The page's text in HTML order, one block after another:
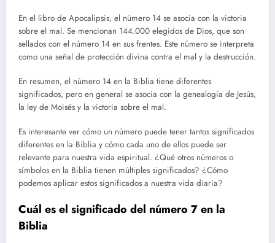
En el libro de Apocalipsis, el número 14 se asocia con la victoria
sobre el mal. Se mencionan 144.000 elegidos de Dios, que son
sellados con el número 14 en sus frentes. Este número se interpreta
como una señal de protección divina contra el mal y la destrucción.
En resumen, el número 14 en la Biblia tiene diferentes
significados, pero en general se asocia con la genealogía de Jesús,
la ley de Moisés y la victoria sobre el mal.
Es interesante ver cómo un número puede tener tantos significados
diferentes en la Biblia y cómo cada uno de ellos puede ser
relevante para nuestra vida espiritual. ¿Qué otros números o
símbolos en la Biblia tienen múltiples significados? ¿Cómo
podemos aplicar estos significados a nuestra vida diaria?
Cuál es el significado del número 7 en la
Biblia